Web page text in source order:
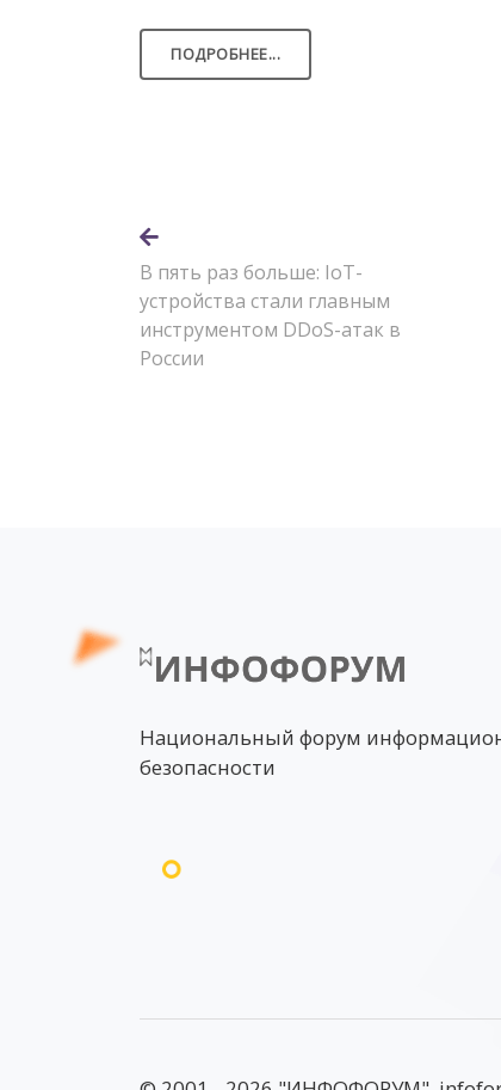
ПОДРОБНЕЕ...
В пять раз больше: IoT-
устройства стали главным
инструментом DDoS-атак в
России
Национальный форум
безопасности